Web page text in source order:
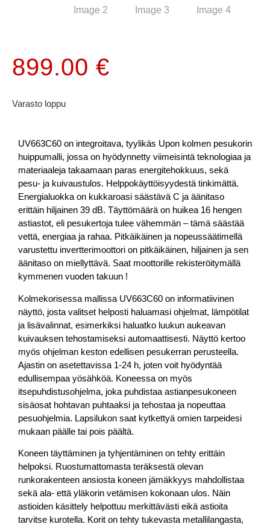
899.00 €
Varasto loppu
UV663C60 on integroitava, tyylikäs Upon kolmen pesukorin
huippumalli, jossa on hyödynnetty viimeisintä teknologiaa ja
materiaaleja takaamaan paras energitehokkuus, sekä
pesu- ja kuivaustulos. Helppokäyttöisyydestä tinkimättä.
Energialuokka on kukkaroasi säästävä C ja äänitaso
erittäin hiljainen 39 dB. Täyttömäärä on huikea 16 hengen
astiastot, eli pesukertoja tulee vähemmän – tämä säästää
vettä, energiaa ja rahaa. Pitkäikäinen ja nopeussäätimellä
varustettu invertterimoottori on pitkäikäinen, hiljainen ja sen
äänitaso on miellyttävä. Saat moottorille rekisteröitymällä
kymmenen vuoden takuun !
Kolmekorisessa mallissa UV663C60 on informatiivinen
näyttö, josta valitset helposti haluamasi ohjelmat, lämpötilat
ja lisävalinnat, esimerkiksi haluatko luukun aukeavan
kuivauksen tehostamiseksi automaattisesti. Näyttö kertoo
myös ohjelman keston edellisen pesukerran perusteella.
Ajastin on asetettavissa 1-24 h, joten voit hyödyntää
edullisempaa yösähköä. Koneessa on myös
itsepuhdistusohjelma, joka puhdistaa astianpesukoneen
sisäosat hohtavan puhtaaksi ja tehostaa ja nopeuttaa
pesuohjelmia. Lapsilukon saat kytkettyä omien tarpeidesi
mukaan päälle tai pois päältä.
Koneen täyttäminen ja tyhjentäminen on tehty erittäin
helpoksi. Ruostumattomasta teräksestä olevan
runkorakenteen ansiosta koneen jämäkkyys mahdollistaa
sekä ala- että yläkorin vetämisen kokonaan ulos. Näin
astioiden käsittely helpottuu merkittävästi eikä astioita
tarvitse kurotella. Korit on tehty tukevasta metallilangasta,